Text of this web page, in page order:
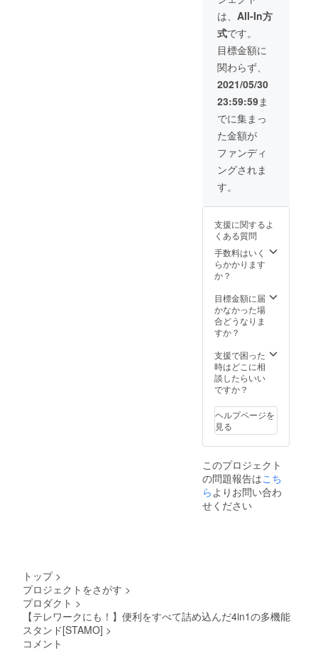
さい。
料1,000
円が含
まれて
いま
す。 ※1
台の一
般販売
価格は
13,800
円(税込/
送料抜)
を予定
してお
りま
す。 ※
様は変
更にな
る可能
性もご
ざいま
す。予
さい。
物】 ・
STAMO
本体×10
・USB
ケーブ
ル×10
・取扱
説明書
×10
【カ
ラー】
こちら
のリ
ターン
品は
ルバー
なりま
す。 ※
価格に
は消費
税10%
料1,500
円が含
まれて
いま
台の一
般販売
価格は
13,800
送料抜)
を予定
してお
りま
デザイ
ン・仕
様は変
更にな
る可能
製造工
程上の
は、 All-In方
式です。
目標金額に
関わらず、
2021/05/30
23:59:59ま
でに集まっ
た金額が
ファンディ
ングされま
す。
支援に関するよ
くある質問
手数料はいく
らかかります
か？
目標金額に届
かなかった場
合どうなりま
すか？
支援で困った
時はどこに相
談したらいい
ですか？
ヘルプページを
見る
このプロジェクト
の問題報告はこち
ら よりお問い合わ
せください
トップ >
プロジェクトをさがす >
プロダクト >
【テレワークにも！】便利をすべて詰め込んだ4in1の多機能
スタンド[STAMO] >
コメント